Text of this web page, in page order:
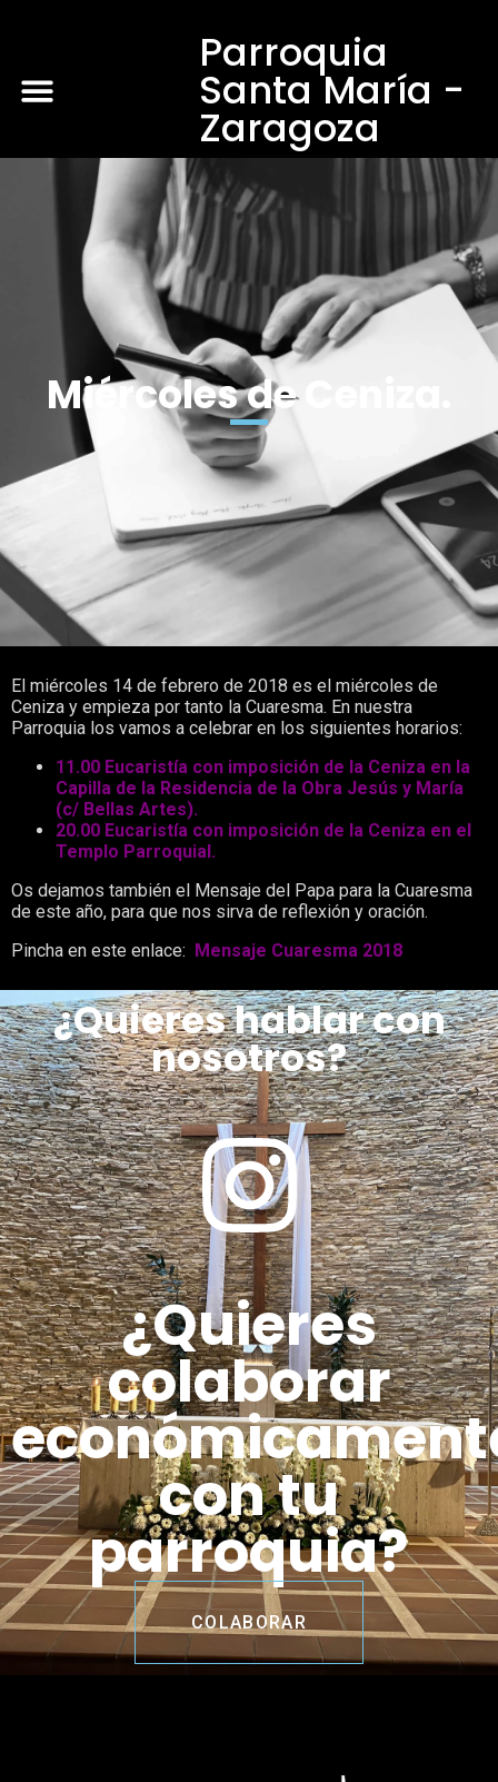
Parroquia
Santa María -
Zaragoza
Miércoles de Ceniza.
El miércoles 14 de febrero de 2018 es el miércoles de
Ceniza y empieza por tanto la Cuaresma. En nuestra
Parroquia los vamos a celebrar en los siguientes horarios:
11.00 Eucaristía con imposición de la Ceniza en la
Capilla de la Residencia de la Obra Jesús y María
(c/ Bellas Artes).
20.00 Eucaristía con imposición de la Ceniza en el
Templo Parroquial.
Os dejamos también el Mensaje del Papa para la Cuaresma
de este año, para que nos sirva de reflexión y oración.
Pincha en este enlace: Mensaje Cuaresma 2018
¿Quieres hablar con
nosotros?
¿Quieres
colaborar
con tu
parroquia?
COLABORAR